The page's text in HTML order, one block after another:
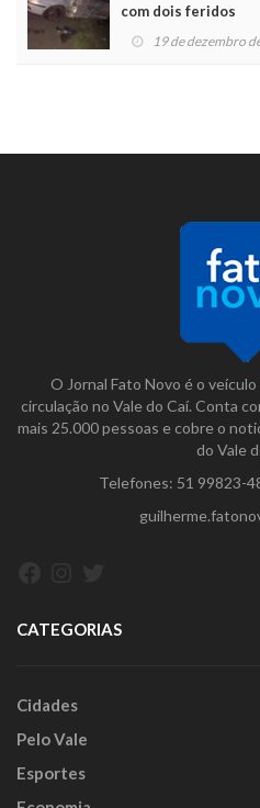
com dois feridos
19 de dezembro
O Jornal Fato Novo é o
circulação no Vale do Caí. Conta
mais 25.000 pessoas e cobre o
do Vale
Telefones: 51 99823-
CATEGORIAS
Cidades
Pelo Vale
Esportes